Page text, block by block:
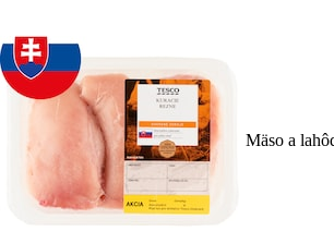
Mäso a